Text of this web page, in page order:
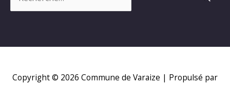
Copyright © 2026 Commune de Varaize | Propulsé par